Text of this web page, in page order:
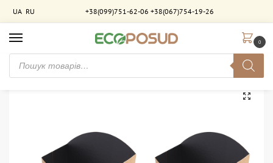
UA RU +38(099)751-62-06 +38(067)754-19-26
0
Головна / Паковання для фастфуду Паковання для снеків “L” Крафт-Чорний ламіноване (65х140). 750 шт/ящ